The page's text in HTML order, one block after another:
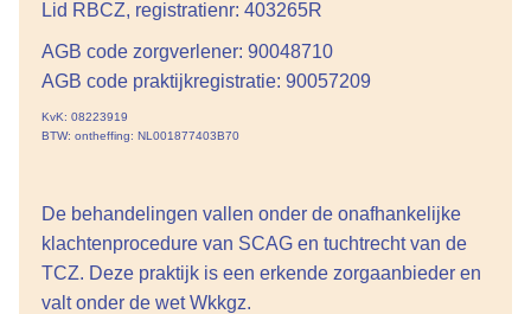
Lid RBCZ, registratienr: 403265R
AGB code zorgverlener: 90048710
AGB code praktijkregistratie: 90057209
KvK: 08223919
BTW: ontheffing: NL001877403B70
De behandelingen vallen onder de onafhankelijke
klachtenprocedure van SCAG en tuchtrecht van de
TCZ. Deze praktijk is een erkende zorgaanbieder en
valt onder de wet Wkkgz.